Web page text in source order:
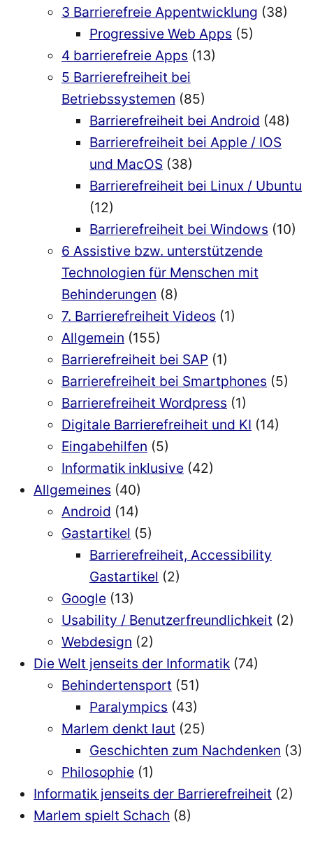
3 Barrierefreie Appentwicklung (38)
Progressive Web Apps (5)
4 barrierefreie Apps (13)
5 Barrierefreiheit bei
Betriebssystemen (85)
Barrierefreiheit bei Android (48)
Barrierefreiheit bei Apple / IOS
und MacOS (38)
Barrierefreiheit bei Linux / Ubuntu
(12)
Barrierefreiheit bei Windows (10)
6 Assistive bzw. unterstützende
Technologien für Menschen mit
Behinderungen (8)
7. Barrierefreiheit Videos (1)
Allgemein (155)
Barrierefreiheit bei SAP (1)
Barrierefreiheit bei Smartphones (5)
Barrierefreiheit Wordpress (1)
Digitale Barrierefreiheit und KI (14)
Eingabehilfen (5)
Informatik inklusive (42)
Allgemeines (40)
Android (14)
Gastartikel (5)
Barrierefreiheit, Accessibility
Gastartikel (2)
Google (13)
Usability / Benutzerfreundlichkeit (2)
Webdesign (2)
Die Welt jenseits der Informatik (74)
Behindertensport (51)
Paralympics (43)
Marlem denkt laut (25)
Geschichten zum Nachdenken (3)
Philosophie (1)
Informatik jenseits der Barrierefreiheit (2)
Marlem spielt Schach (8)